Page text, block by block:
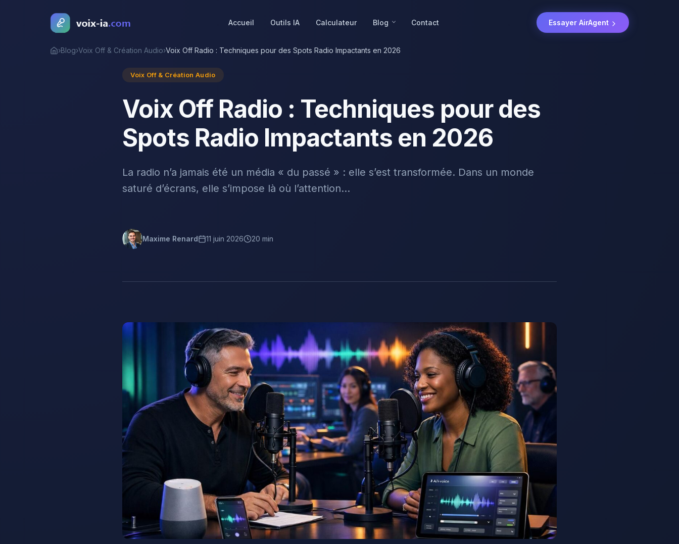
Accueil Outils IA Calculateur Blog Contact Essayer AirAgent
Accueil
›Blog›Voix Off & Création Audio›Voix Off Radio : Techniques pour des Spots Radio Impactants en 2026
Voix Off & Création Audio
Voix Off Radio : Techniques pour des
Spots Radio Impactants en 2026
La radio n’a jamais été un média « du passé » : elle s’est transformée. Dans un monde
saturé d’écrans, elle s’impose là où l’attention...
Maxime Renard 11 juin 2026 20 min